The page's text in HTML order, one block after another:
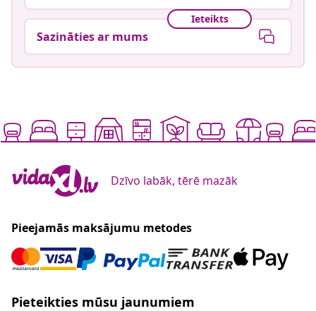
Ieteikts
Sazināties ar mums
Dzīvo labāk, tērē mazāk
Pieejamās maksājumu metodes
Pieteikties mūsu jaunumiem